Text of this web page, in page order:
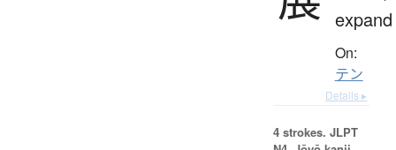
expand
On:
テン
Details ▸
4 strokes. JLPT